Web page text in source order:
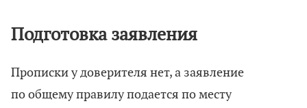
Подготовка заявления
Прописки у доверителя нет, а заявление
по общему правилу подается по месту